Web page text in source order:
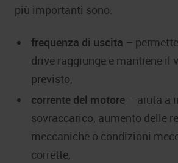
più importanti sono:
frequenza di uscita –
drive raggiunge e mantiene il
previsto,
corrente del motore – aiuta a
sovraccarico, aumento delle
meccaniche o condizioni
corrette,